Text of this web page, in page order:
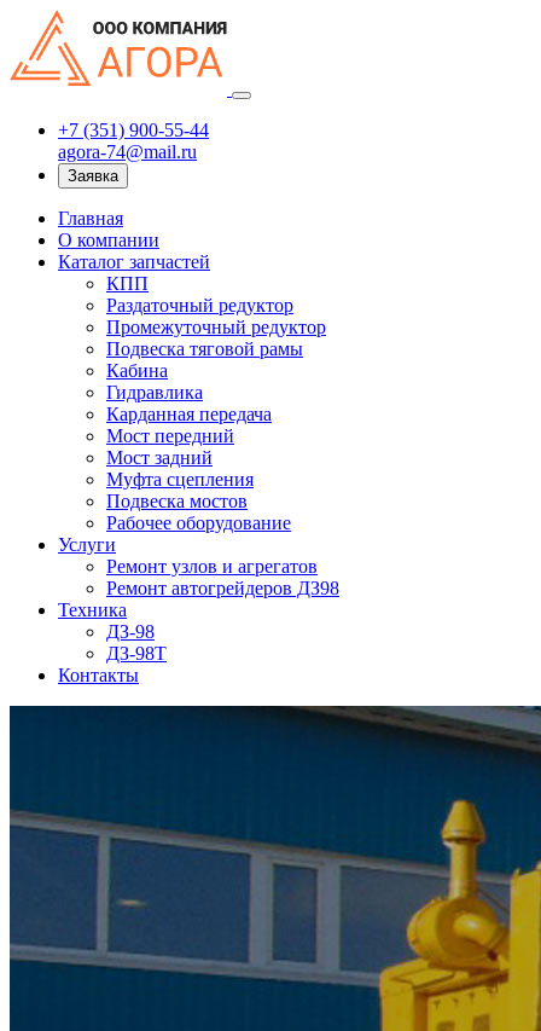
+7 (351) 900-55-44
agora-74@mail.ru
Заявка
Главная
О компании
Каталог запчастей
КПП
Раздаточный редуктор
Промежуточный редуктор
Подвеска тяговой рамы
Кабина
Гидравлика
Карданная передача
Мост передний
Мост задний
Муфта сцепления
Подвеска мостов
Рабочее оборудование
Услуги
Ремонт узлов и агрегатов
Ремонт автогрейдеров ДЗ98
Техника
ДЗ-98
ДЗ-98Т
Контакты